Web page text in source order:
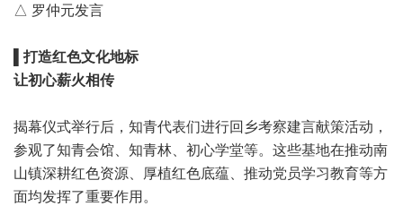
△ 罗仲元发言
▌打造红色文化地标
让初心薪火相传
揭幕仪式举行后，知青代表们进行回乡考察建言献策活动，
参观了知青会馆、知青林、初心学堂等。这些基地在推动南
山镇深耕红色资源、厚植红色底蕴、推动党员学习教育等方
面均发挥了重要作用。